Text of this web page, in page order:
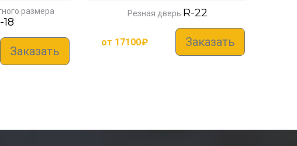
размера
Заказать
Резная дверь R-22
от 17100₽ Заказать